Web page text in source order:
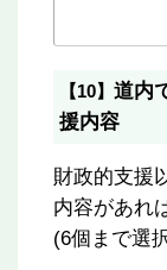
【10】 道内
援内容
財政的支援
内容があれ
(6個まで選